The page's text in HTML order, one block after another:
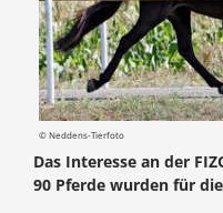
© Neddens-Tierfoto
Das Interesse an der
90 Pferde wurden für